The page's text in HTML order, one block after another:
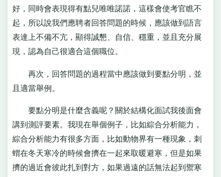
好，同時會表現得有點兒唯唯諾諾，這樣會使考官瞧不
起，所以說我們應聘者回答問題的時候，應該做到語言
表達上不備不亢，顯得誠懇、自信、穩重，並且充分展
現，認為自己很適合這個職位。
再次，回答問題的過程當中應該做到要點分明，並
且適當舉例。
要點分明是什麼含義呢？關於結構化面試我後面會
講到測評要素。我現在舉個例子，比如綜合分析能力，
綜合分析能力有很多方面，比如動物界有一種現象，刺
蝟在冬天寒冷的時候會擠在一起來取暖避寒，但是如果
擠的過近會彼此扎到對方，如果過遠的話無法起到禦寒